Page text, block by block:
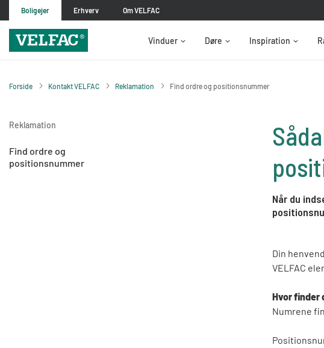
Boligejer Erhverv Om VELFAC
Vinduer Døre Inspiration
Forside Kontakt VELFAC Reklamation Find ordre og positionsnummer
Reklamation
Find ordre og
positionsnummer
Når du
Din
VELFAC
Hvor finder
Numrene